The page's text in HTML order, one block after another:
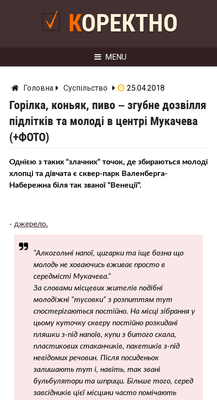
КОРЕКТНО
MENU
Головна Суспільство 25.04.2018
Горілка, коньяк, пиво – згубне дозвілля
підлітків та молоді в центрі Мукачева
(+ФОТО)
Однією з таких “злачних” точок, де збираються молоді
хлопці та дівчата є сквер-парк Валенберга-
Набережна біля так званої “Венеції”.
- джерело.
“Алкогольні напої, цигарки та іще бозна що
молодь не ховаючись вживає просто в
середмісті Мукачева.”
За словами місцевих жителів подібні
молодіжні “тусовки” з розпиттям тут
спостерігаються постійно. На місці зібрання у
цьому куточку скверу постійно розкидані
пляшки з-під напоїв, купи з битого скала,
пластикових стаканчиків, пакетиків з-під
невідомих речовин. Після посиденьок
залишають тут і, навіть, так звані
бульбулятори та шприци. Більше того, серед
завсідників цієї місцини часто помічають